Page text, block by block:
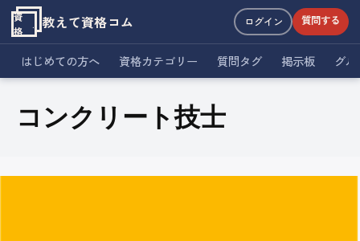
資
格
教えて資格コム ログイン 質問する
はじめての方へ 資格カテゴリー 質問タグ 掲示板 グ
コンクリート技士